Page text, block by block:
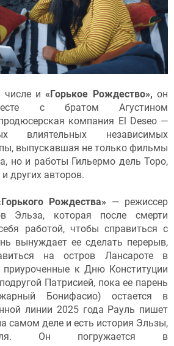
числе и«Горькое Рождество», он
с братом Агустином
компания El Deseo —
независимых
выпускавшая не только фильмы
но и работы Гильермо дель Торо,
других авторов.
Рождества» — режиссер
Эльза, которая после смерти
работой, чтобы справиться с
вынуждает ее сделать перерыв,
на остров Лансароте в
к Дню Конституции
Патрисией, пока ее парень
Бонифасио) остается в
линии 2025 года Рауль пишет
самом деле и есть история Эльзы,
Он погружается в